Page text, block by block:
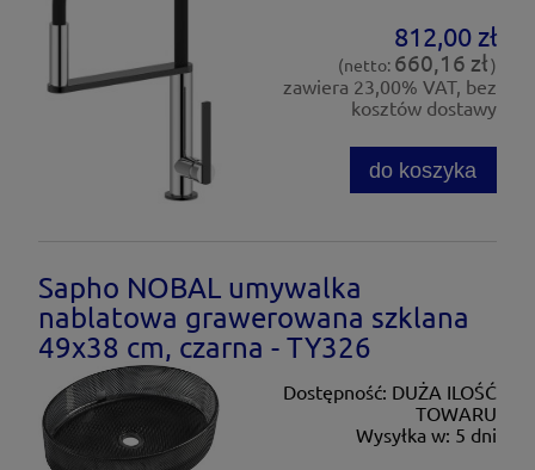
812,00 zł
(netto: 660,16 zł)
zawiera 23,00% VAT, bez
kosztów dostawy
do koszyka
Sapho NOBAL umywalka
nablatowa grawerowana szklana
49x38 cm, czarna - TY326
Dostępność: DUŻA ILOŚĆ
TOWARU
Wysyłka w: 5 dni